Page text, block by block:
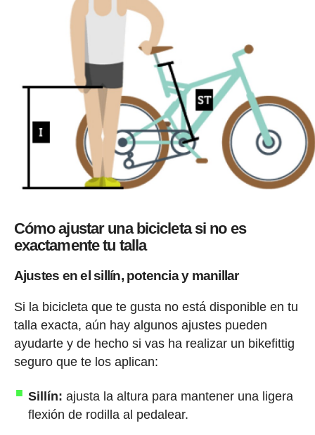
Cómo ajustar una bicicleta si no es
exactamente tu talla
Ajustes en el sillín, potencia y manillar
Si la bicicleta que te gusta no está disponible en tu
talla exacta, aún hay algunos ajustes pueden
ayudarte y de hecho si vas ha realizar un bikefittig
seguro que te los aplican:
Sillín: ajusta la altura para mantener una ligera
flexión de rodilla al pedalear.